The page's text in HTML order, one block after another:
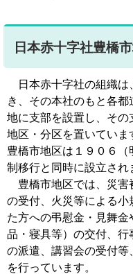
日本赤十字社豊橋
日本赤十字社の組織は
き、その本社のもと各都
地に支部を設置し、その
地区・分区を置いていま
豊橋市地区は１９０６
制移行と同時に設立され
豊橋市地区では、災害
の受付、火災等による小
た方への弔慰金・見舞金
品・寝具等）の交付、行
の派遣、講習会の受付等
を行っています。